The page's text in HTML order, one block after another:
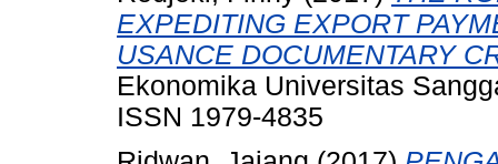
EXPEDITING EXPORT
USANCE DOCUMENTARY
Ekonomika Universitas
ISSN 1979-4835